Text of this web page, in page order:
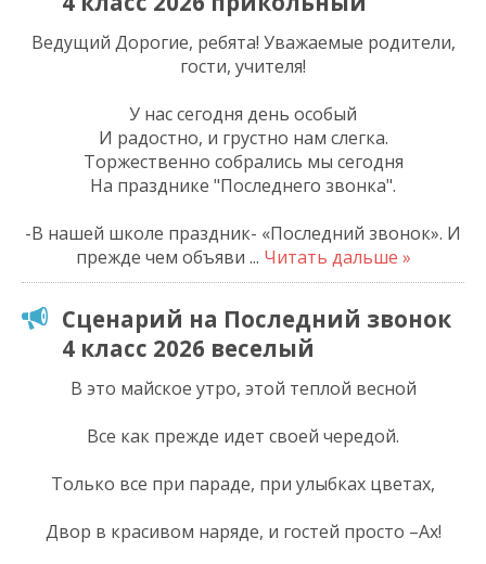
Ведущий Дорогие, ребята! Уважаемые родители,
гости, учителя!
У нас сегодня день особый
И радостно, и грустно нам слегка.
Торжественно собрались мы сегодня
На празднике "Последнего звонка".
-В нашей школе праздник- «Последний звонок». И
прежде чем объяви ... Читать дальше »
Сценарий на Последний звонок
4 класс 2026 веселый
В это майское утро, этой теплой весной
Все как прежде идет своей чередой.
Только все при параде, при улыбках цветах,
Двор в красивом наряде, и гостей просто –Ах!